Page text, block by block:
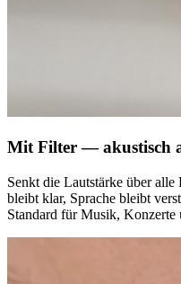
Mit Filter — akustisch
Senkt die Lautstärke über
bleibt klar, Sprache bleibt
Standard für Musik,